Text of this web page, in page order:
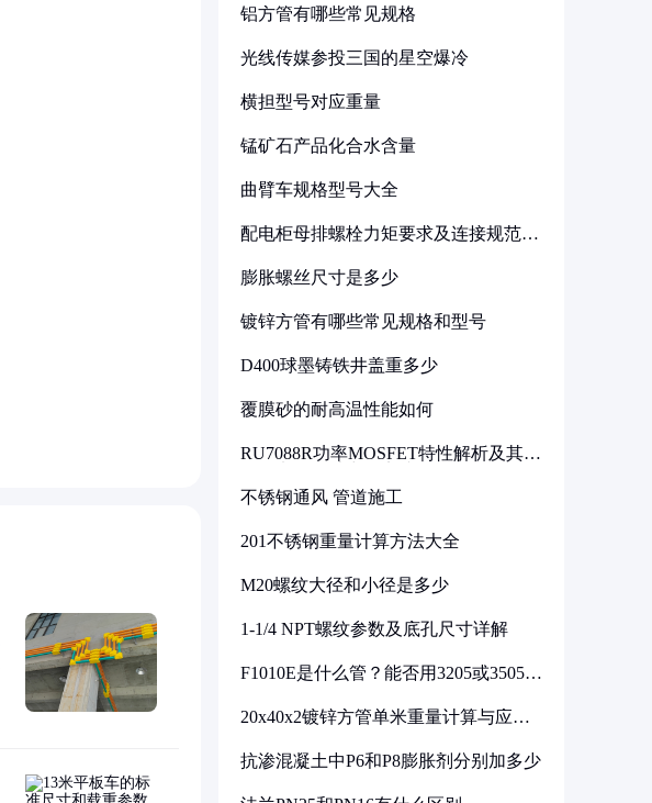
铝方管有哪些常见规格
光线传媒参投三国的星空爆冷
横担型号对应重量
锰矿石产品化合水含量
曲臂车规格型号大全
配电柜母排螺栓力矩要求及连接规范详
膨胀螺丝尺寸是多少
镀锌方管有哪些常见规格和型号
D400球墨铸铁井盖重多少
覆膜砂的耐高温性能如何
RU7088R功率MOSFET特性解析及其在
不锈钢通风 管道施工
201不锈钢重量计算方法大全
M20螺纹大径和小径是多少
1-1/4 NPT螺纹参数及底孔尺寸详解
F1010E是什么管？能否用3205或3505代
20x40x2镀锌方管单米重量计算与应用
抗渗混凝土中P6和P8膨胀剂分别加多少